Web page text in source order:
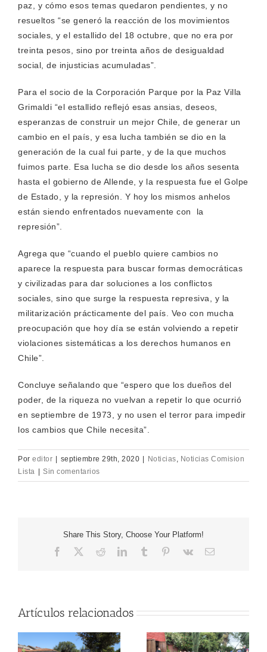
paz, y cómo esos temas quedaron pendientes, y no
resueltos “se generó la reacción de los movimientos
sociales, y el estallido del 18 octubre, que no era por
treinta pesos, sino por treinta años de desigualdad
social, de injusticias acumuladas”.
Para el socio de la Corporación Parque por la Paz Villa
Grimaldi “el estallido reflejó esas ansias, deseos,
esperanzas de construir un mejor Chile, de generar un
cambio en el país, y esa lucha también se dio en la
generación de la cual fui parte, y de la que muchos
fuimos parte. Esa lucha se dio desde los años sesenta
hasta el gobierno de Allende, y la respuesta fue el Golpe
de Estado, y la represión. Y hoy los mismos anhelos
están siendo enfrentados nuevamente con la
represión”.
Agrega que “cuando el pueblo quiere cambios no
aparece la respuesta para buscar formas democráticas
y civilizadas para dar soluciones a los conflictos
sociales, sino que surge la respuesta represiva, y la
militarización prácticamente del país. Veo con mucha
preocupación que hoy día se están volviendo a repetir
violaciones sistemáticas a los derechos humanos en
Chile”.
Concluye señalando que “espero que los dueños del
poder, de la riqueza no vuelvan a repetir lo que ocurrió
en septiembre de 1973, y no usen el terror para impedir
los cambios que Chile necesita”.
Por editor septiembre 29th, 2020 Noticias, Noticias Comision
Lista
Sin comentarios
Share This Story, Choose Your Platform!
Facebook RedditLinkedInTumblr Pinterest
Vk
Correo
Artículos relacionados
ADULTOS MAYORES
DE PUDAHUEL
VILLA GRIMALDI